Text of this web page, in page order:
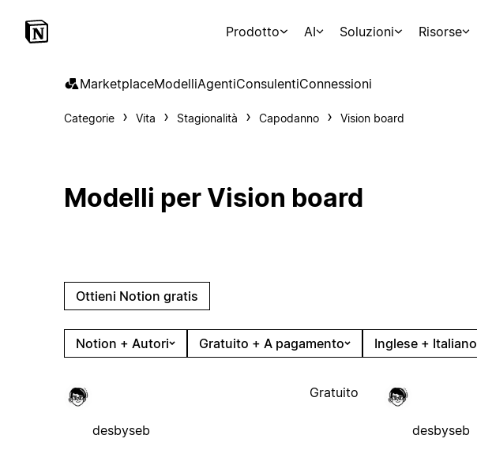
Prodotto AI Soluzioni Risorse
MarketplaceModelliAgentiConsulentiConnessioni
Categorie Vita Stagionalità Capodanno Vision board
Modelli per Vision board
Ottieni Notion gratis
Notion + Autori Gratuito + A pagamento Inglese + Italiano
desbyseb
Gratuito
desbyseb